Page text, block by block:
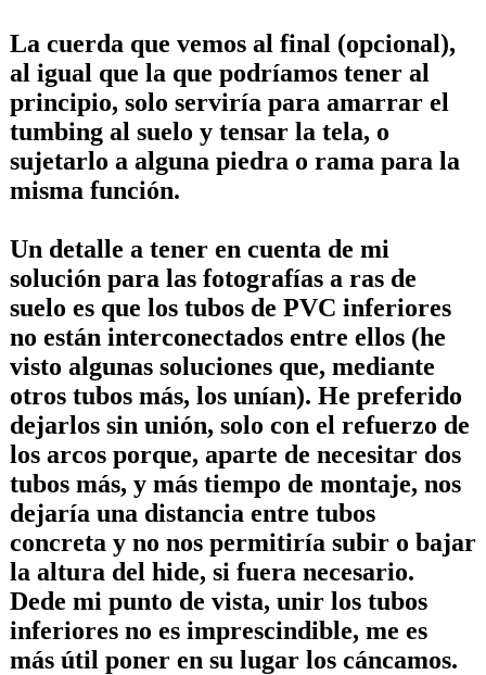
La cuerda que vemos al final (opcional),
al igual que la que podríamos tener al
principio, solo serviría para amarrar el
tumbing al suelo y tensar la tela, o
sujetarlo a alguna piedra o rama para la
misma función.
Un detalle a tener en cuenta de mi
solución para las fotografías a ras de
suelo es que los tubos de PVC inferiores
no están interconectados entre ellos (he
visto algunas soluciones que, mediante
otros tubos más, los unían). He preferido
dejarlos sin unión, solo con el refuerzo de
los arcos porque, aparte de necesitar dos
tubos más, y más tiempo de montaje, nos
dejaría una distancia entre tubos
concreta y no nos permitiría subir o bajar
la altura del hide, si fuera necesario.
Dede mi punto de vista, unir los tubos
inferiores no es imprescindible, me es
más útil poner en su lugar los cáncamos.